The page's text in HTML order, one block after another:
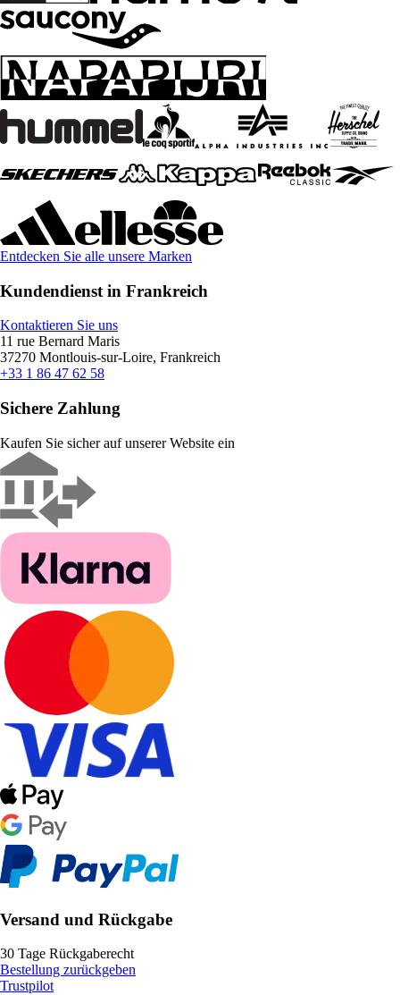
Entdecken Sie alle unsere Marken
Kundendienst in Frankreich
Kontaktieren Sie uns
11 rue Bernard Maris
37270 Montlouis-sur-Loire, Frankreich
+33 1 86 47 62 58
Sichere Zahlung
Kaufen Sie sicher auf unserer Website ein
Versand und Rückgabe
30 Tage Rückgaberecht
Bestellung zurückgeben
Trustpilot